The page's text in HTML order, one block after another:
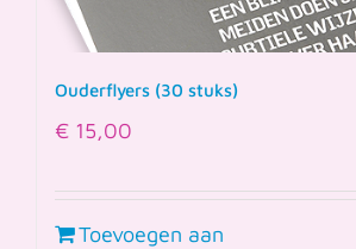
Ouderflyers (30 stuks)
€ 15,00
Toevoegen aan